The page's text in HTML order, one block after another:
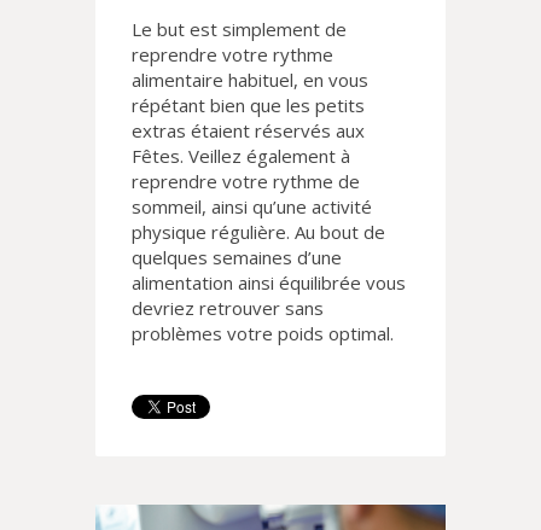
Le but est simplement de
reprendre votre rythme
alimentaire habituel, en vous
répétant bien que les petits
extras étaient réservés aux
Fêtes. Veillez également à
reprendre votre rythme de
sommeil, ainsi qu’une activité
physique régulière. Au bout de
quelques semaines d’une
alimentation ainsi équilibrée vous
devriez retrouver sans
problèmes votre poids optimal.